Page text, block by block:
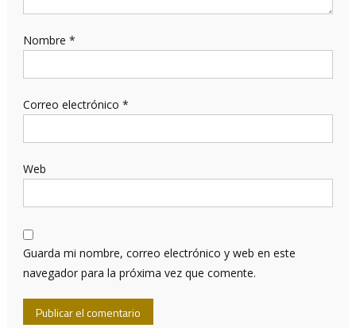
Nombre *
Correo electrónico *
Web
Guarda mi nombre, correo electrónico y web en este
navegador para la próxima vez que comente.